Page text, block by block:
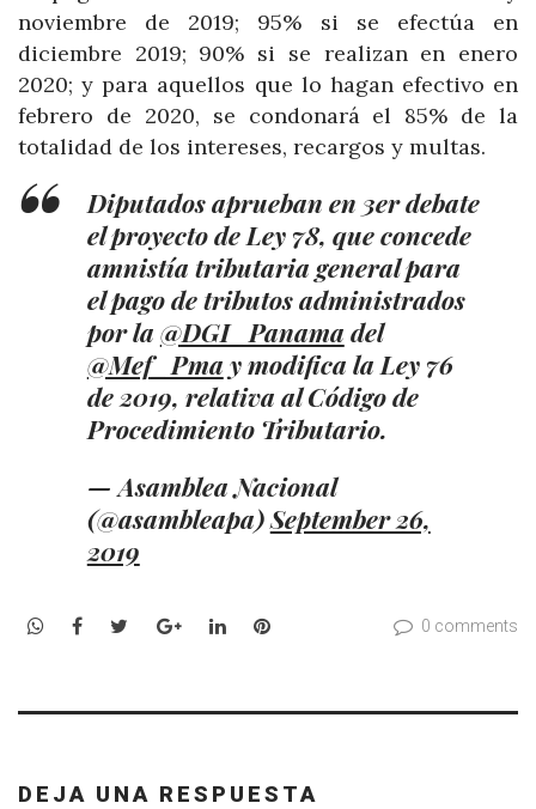
noviembre de 2019; 95% si se efectúa en
diciembre 2019; 90% si se realizan en enero
2020; y para aquellos que lo hagan efectivo en
febrero de 2020, se condonará el 85% de la
totalidad de los intereses, recargos y multas.
Diputados aprueban en 3er debate
el proyecto de Ley 78, que concede
amnistía tributaria general para
el pago de tributos administrados
por la @DGI_Panama del
@Mef_Pma y modifica la Ley 76
de 2019, relativa al Código de
Procedimiento Tributario.
— Asamblea Nacional
(@asambleapa)September 26,
2019
WhatsApp
Facebook
TwitterGoogle+LinkedInPinterest 0 comments
DEJA UNA RESPUESTA